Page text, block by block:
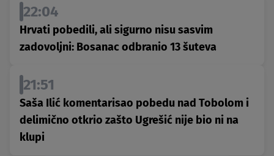
22:04
Hrvati pobedili, ali sigurno nisu sasvim
zadovoljni: Bosanac odbranio 13 šuteva
21:51
Saša Ilić komentarisao pobedu nad Tobolom i
delimično otkrio zašto Ugrešić nije bio ni na
klupi